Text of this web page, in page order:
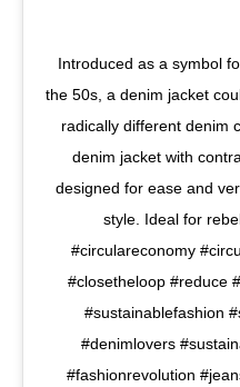
Introduced as a symbol
the 50s, a denim jacket
radically different denim
denim jacket with
designed for ease and
style. Ideal for
#circulareconomy
#closetheloop #reduce
#sustainablefashion
#denimlovers
#fashionrevolution